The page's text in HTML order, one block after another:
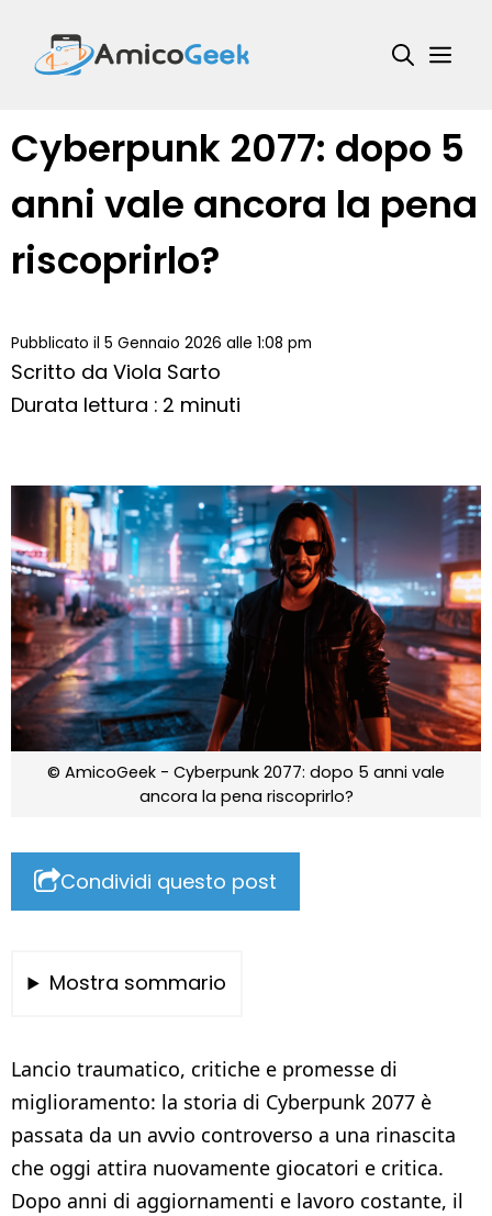
contenuto
Cyberpunk 2077: dopo 5
anni vale ancora la pena
riscoprirlo?
Pubblicato il 5 Gennaio 2026 alle 1:08 pm
Scritto da Viola Sarto
Durata lettura : 2 minuti
© AmicoGeek - Cyberpunk 2077: dopo 5 anni vale
ancora la pena riscoprirlo?
Condividi questo post
Mostra sommario
Lancio traumatico, critiche e promesse di
miglioramento: la storia di Cyberpunk 2077 è
passata da un avvio controverso a una rinascita
che oggi attira nuovamente giocatori e critica.
Dopo anni di aggiornamenti e lavoro costante, il